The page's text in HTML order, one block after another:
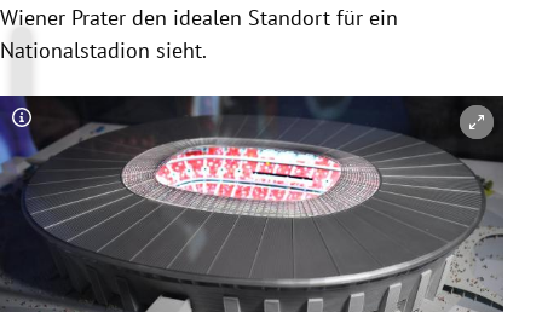
Wiener Prater den idealen Standort für ein
Nationalstadion sieht.
Copyright-Hinweis öffnen/schließen